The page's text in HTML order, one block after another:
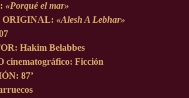
«Porqué el mar»
«Alesh A Lebhar»
Hakim Belabbes
cinematográfico: Ficción
87’